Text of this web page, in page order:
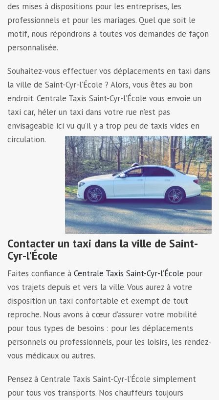
des mises à dispositions pour les entreprises, les
professionnels et pour les mariages. Quel que soit le
motif, nous répondrons à toutes vos demandes de façon
personnalisée.
Souhaitez-vous effectuer vos déplacements en taxi dans
la ville de Saint-Cyr-l’École ? Alors, vous êtes au bon
endroit. Centrale Taxis Saint-Cyr-l’École vous envoie un
taxi car, héler un taxi dans votre rue n’est pas
envisageable ici vu qu’il y a trop peu de taxis vides en
circulation.
Contacter un taxi dans la ville de Saint-
Cyr-l’École
Faites confiance à Centrale Taxis Saint-Cyr-l’École pour
vos trajets depuis et vers la ville. Vous aurez à votre
disposition un taxi confortable et exempt de tout
reproche. Nous avons à cœur d’assurer votre mobilité
pour tous types de besoins : pour les déplacements
personnels ou professionnels, pour les loisirs, les rendez-
vous médicaux ou autres.
Pensez à Centrale Taxis Saint-Cyr-l’École simplement
pour tous vos transports. Nos chauffeurs toujours